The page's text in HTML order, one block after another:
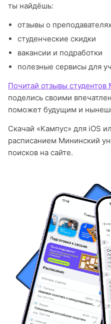
ты найдёшь:
отзывы о
студенческие скидки
вакансии и подработки
полезные сервисы для
Почитай отзывы
поделись своими
поможет будущим и
Скачай «Кампус» для iOS
расписанием Мининский
поисков на сайте.